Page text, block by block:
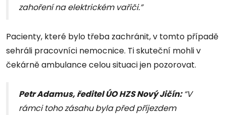
zahoření na elektrickém vařiči.”
Pacienty, které bylo třeba zachránit, v tomto případě
sehráli pracovníci nemocnice. Ti skuteční mohli v
čekárně ambulance celou situaci jen pozorovat.
Petr Adamus, ředitel ÚO HZS Nový Jičín:“V
rámci toho zásahu byla před příjezdem